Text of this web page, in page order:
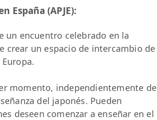
España (APJE):
un encuentro celebrado en la
crear un espacio de intercambio de
momento, independientemente de
del japonés. Pueden
deseen comenzar a enseñar en el